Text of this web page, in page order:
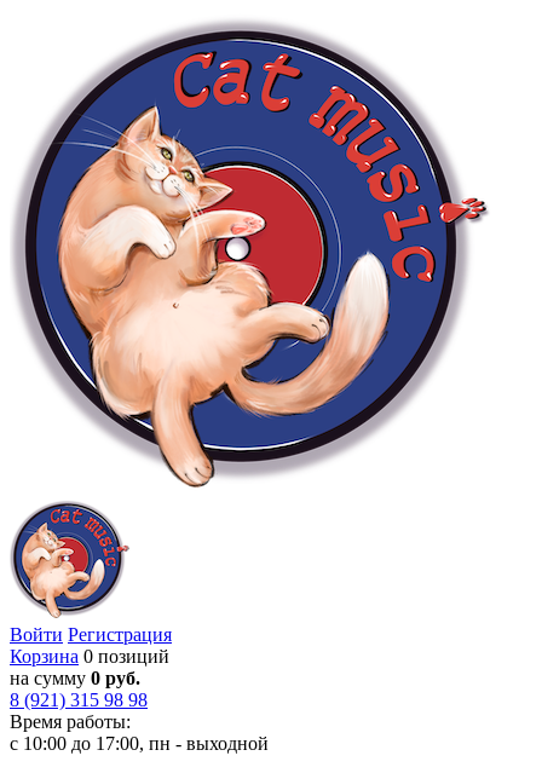
Войти Регистрация
Корзина 0 позиций
на сумму 0 руб.
8 (921) 315 98 98
Время работы:
с 10:00 до 17:00, пн - выходной